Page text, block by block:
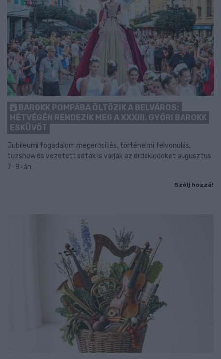
BAROKK POMPÁBA ÖLTÖZIK A BELVÁROS:
HÉTVÉGÉN RENDEZIK MEG A XXXIII. GYŐRI BAROKK
ESKÜVŐT
Jubileumi fogadalom megerősítés, történelmi felvonulás,
tűzshow és vezetett séták is várják az érdeklődőket augusztus
7–8-án.
Szólj hozzá!